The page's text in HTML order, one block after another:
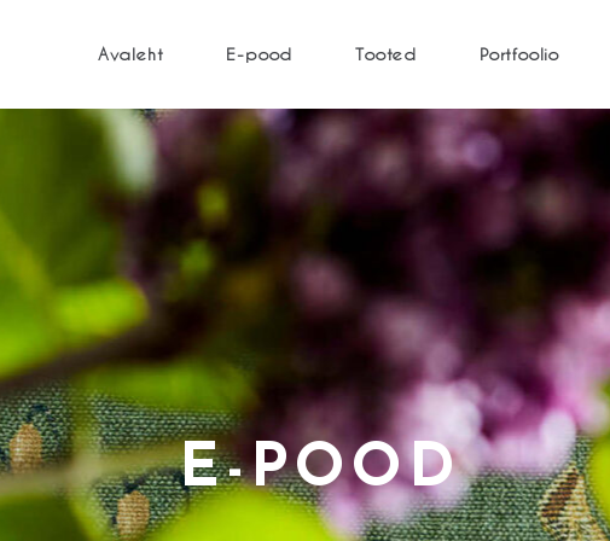
Avaleht E-pood Tooted Portfoolio
E-POOD